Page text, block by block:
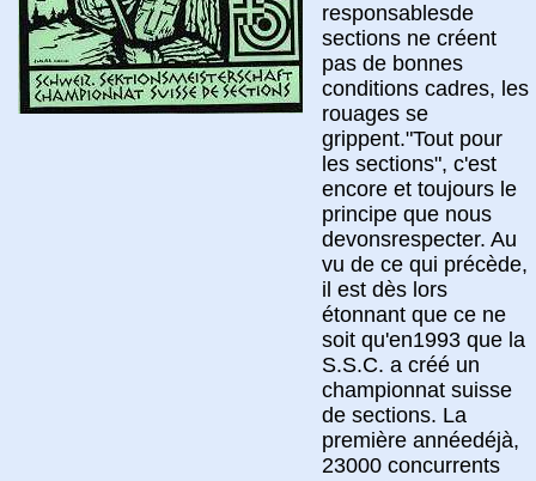
responsablesde
sections ne créent
pas de bonnes
conditions cadres, les
rouages se
grippent."Tout pour
les sections", c'est
encore et toujours le
principe que nous
devonsrespecter. Au
vu de ce qui précède,
il est dès lors
étonnant que ce ne
soit qu'en1993 que la
S.S.C. a créé un
championnat suisse
de sections. La
première annéedéjà,
23000 concurrents